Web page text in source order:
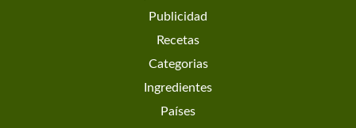
Publicidad
Recetas
Categorias
Ingredientes
Países